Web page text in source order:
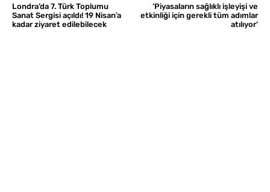
Londra’da 7. Türk Toplumu
Sanat Sergisi açıldı! 19 Nisan’a
kadar ziyaret edilebilecek
‘Piyasaların sağlıklı işleyişi ve
etkinliği için gerekli tüm adımlar
atılıyor’